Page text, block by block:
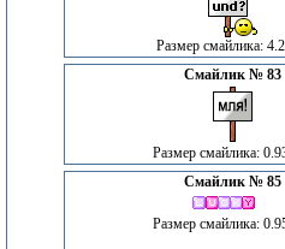
Размер смайлика:
Смайлик № 83
Размер смайлика:
Смайлик № 85
Размер смайлика: